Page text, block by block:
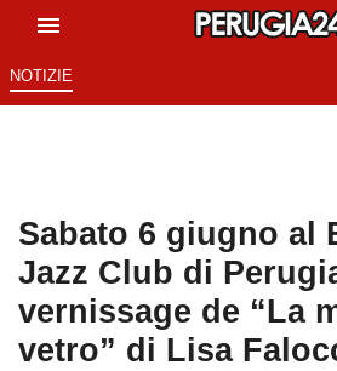
NOTIZIE
Sabato 6 giugno al
Jazz Club di
vernissage de “La
vetro” di Lisa